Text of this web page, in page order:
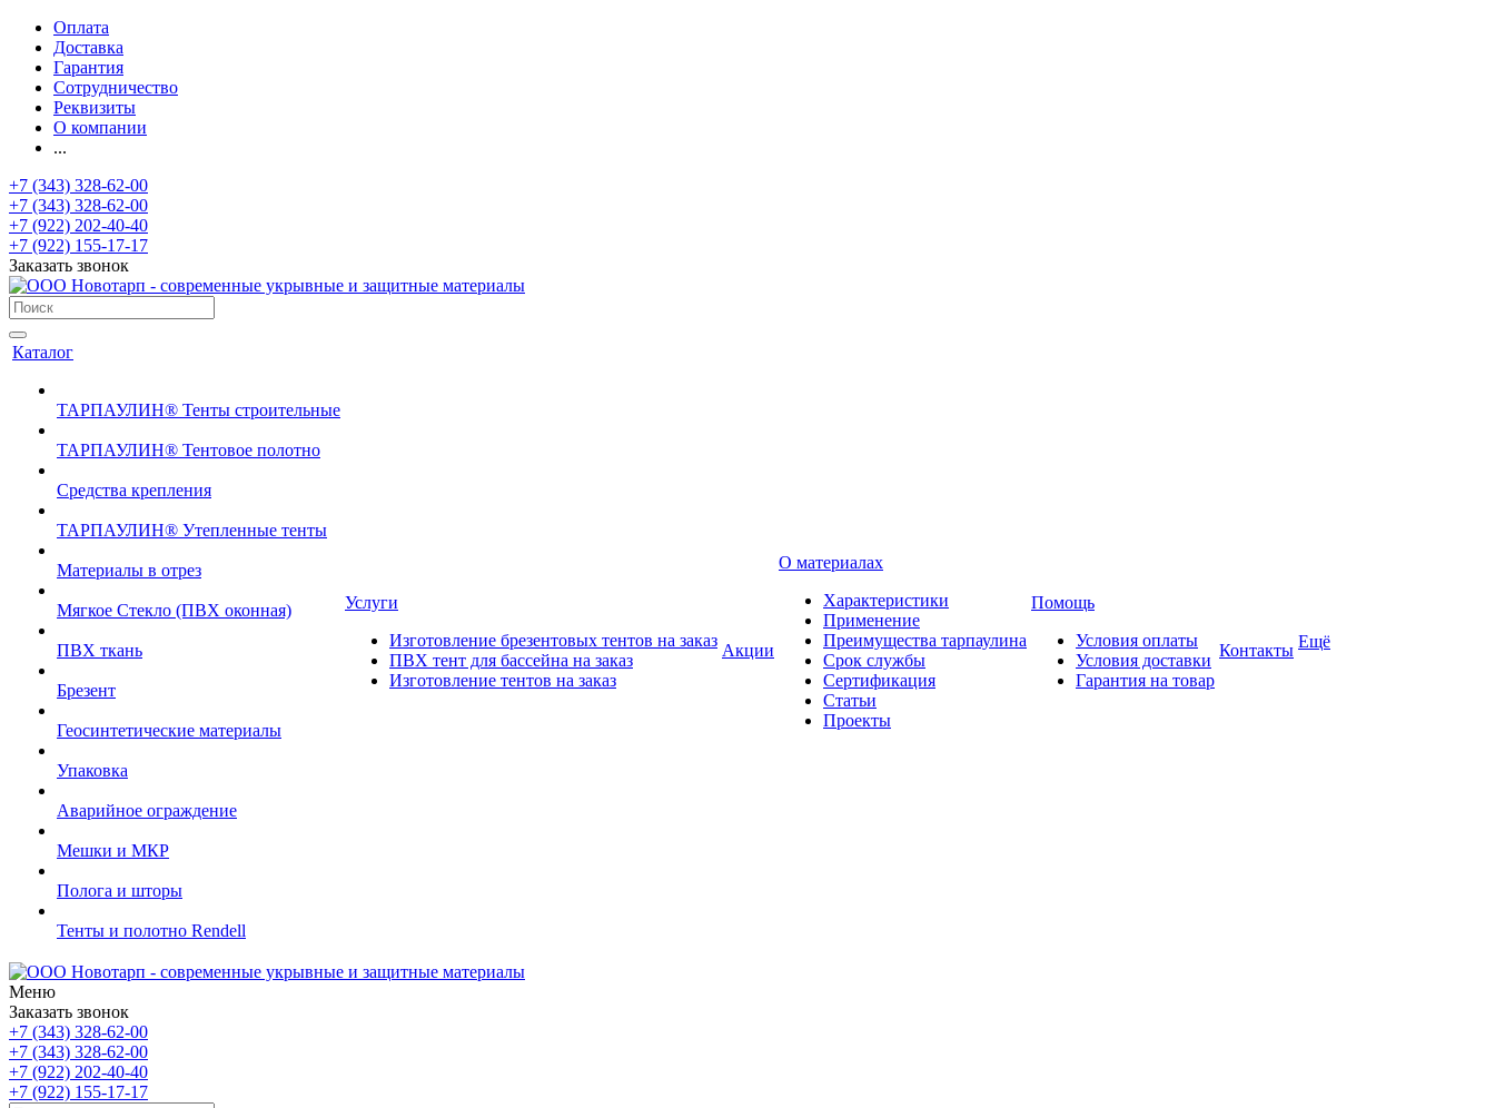
Оплата
Доставка
Гарантия
Сотрудничество
Реквизиты
О компании
...
+7 (343) 328-62-00
+7 (343) 328-62-00
+7 (922) 202-40-40
+7 (922) 155-17-17
Заказать звонок
Каталог
ТАРПАУЛИН® Тенты строительные
ТАРПАУЛИН® Тентовое полотно
Средства крепления
ТАРПАУЛИН® Утепленные тенты
Материалы в отрез
Мягкое Стекло (ПВХ оконная)
ПВХ ткань
Брезент
Геосинтетические материалы
Упаковка
Аварийное ограждение
Мешки и МКР
Полога и шторы
Тенты и полотно Rendell
Услуги
Изготовление брезентовых тентов на заказ
ПВХ тент для бассейна на заказ
Изготовление тентов на заказ
Акции
О материалах
Характеристики
Применение
Преимущества тарпаулина
Срок службы
Сертификация
Статьи
Проекты
Помощь
Условия оплаты
Условия доставки
Гарантия на товар
Контакты Ещё
Меню
Заказать звонок
+7 (343) 328-62-00
+7 (343) 328-62-00
+7 (922) 202-40-40
+7 (922) 155-17-17